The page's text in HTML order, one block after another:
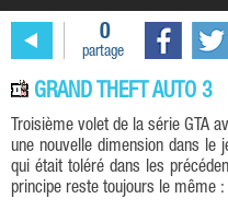
0
partage
GRAND THEFT AUTO 3
Troisième volet de la série GTA
une nouvelle dimension dans le
qui était toléré dans les
principe reste toujours le même